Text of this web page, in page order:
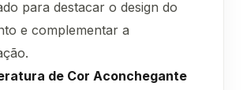
para destacar o design do
e complementar a
de Cor Aconchegante